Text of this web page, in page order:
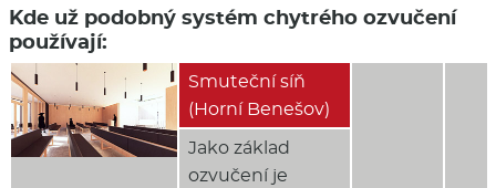
Kde už podobný systém chytrého ozvučení
používají:
Smuteční síň
(Horní Benešov)
Jako základ
ozvučení je